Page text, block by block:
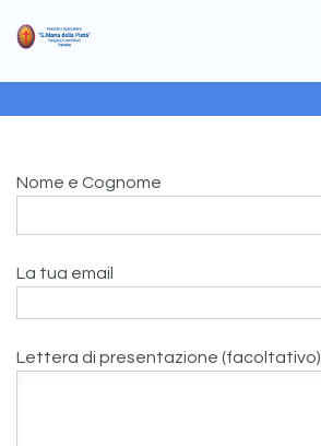
Nome e Cognome
La tua email
Lettera di presentazione (facoltativo)